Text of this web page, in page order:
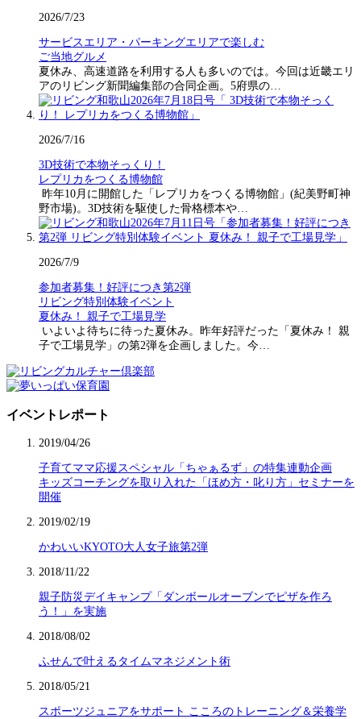
2026/7/23
サービスエリア・パーキングエリアで楽しむ
ご当地グルメ
夏休み、高速道路を利用する人も多いのでは。今回は近畿エリ
アのリビング新聞編集部の合同企画。5府県の…
2026/7/16
3D技術で本物そっくり！
レプリカをつくる博物館
昨年10月に開館した「レプリカをつくる博物館」(紀美野町神
野市場)。3D技術を駆使した骨格標本や…
2026/7/9
参加者募集！好評につき第2弾
リビング特別体験イベント
夏休み！ 親子で工場見学
いよいよ待ちに待った夏休み。昨年好評だった「夏休み！ 親
子で工場見学」の第2弾を企画しました。今…
イベントレポート
2019/04/26
子育てママ応援スペシャル「ちゃぁるず」の特集連動企画
キッズコーチングを取り入れた「ほめ方・叱り方」セミナーを
開催
2019/02/19
かわいいKYOTO大人女子旅第2弾
2018/11/22
親子防災デイキャンプ「ダンボールオーブンでピザを作ろ
う！」を実施
2018/08/02
ふせんで叶えるタイムマネジメント術
2018/05/21
スポーツジュニアをサポート こころのトレーニング＆栄養学